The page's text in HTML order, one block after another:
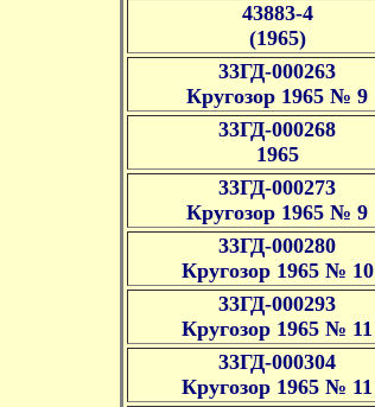
43883-4
(1965)
33ГД-000263
Кругозор 1965 № 9
33ГД-000268
1965
33ГД-000273
Кругозор 1965 № 9
33ГД-000280
Кругозор 1965 № 10
33ГД-000293
Кругозор 1965 № 11
33ГД-000304
Кругозор 1965 № 11